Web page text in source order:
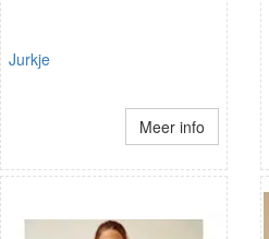
Jurkje
Meer info